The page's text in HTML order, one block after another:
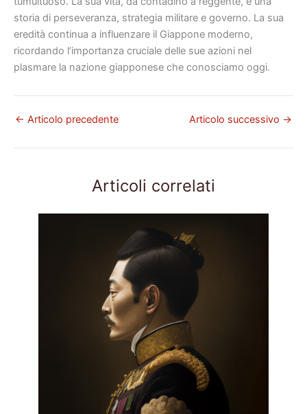
storia di perseveranza, strategia militare e governo. La sua
eredità continua a influenzare il Giappone moderno,
ricordando l’importanza cruciale delle sue azioni nel
plasmare la nazione giapponese che conosciamo oggi.
← Articolo precedente Articolo successivo →
Articoli correlati